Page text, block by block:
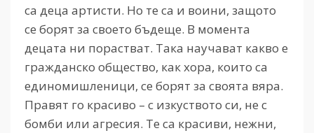
са деца артисти. Но те са и воини, защото
се борят за своето бъдеще. В момента
децата ни порастват. Така научават какво е
гражданско общество, как хора, които са
единомишленици, се борят за своята вяра.
Правят го красиво – с изкуството си, не с
бомби или агресия. Те са красиви, нежни,